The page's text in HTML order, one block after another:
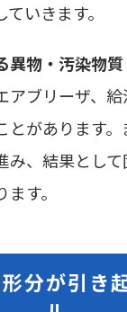
いきます。
異物・汚染物質
アブリーザ、
とがあります
み、結果とし
す。
分が引き